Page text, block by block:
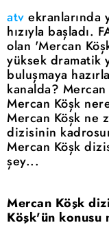
atv ekranlarında
hızıyla başladı.
olan 'Mercan
yüksek dramatik
buluşmaya
kanalda?
Mercan Köşk
Mercan Köşk ne
dizisinin
Mercan Köşk
şey...
Mercan Köşk
Köşk'ün konusu